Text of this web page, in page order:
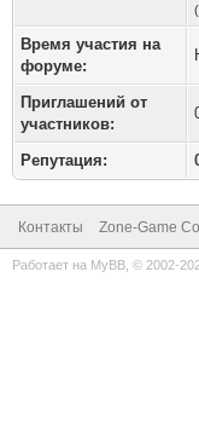
(
Время участия на
форуме:
Приглашений от
участников:
Репутация:
Контакты Zone-Game
Работает на MyBB , © 2002-